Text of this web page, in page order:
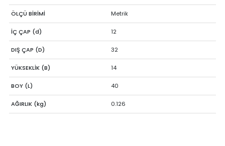
ÖLÇÜ BİRİMİ Metrik
İÇ ÇAP (d) 12
DIŞ ÇAP (D) 32
YÜKSEKLİK (B) 14
BOY (L) 40
AĞIRLIK (kg) 0.126